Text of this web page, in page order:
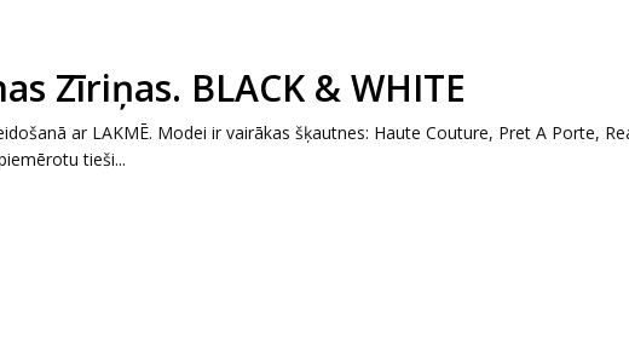
Zīriņas. BLACK & WHITE
ar LAKMĒ. Modei ir vairākas šķautnes: Haute Couture, Pret A Porte,
tieši...